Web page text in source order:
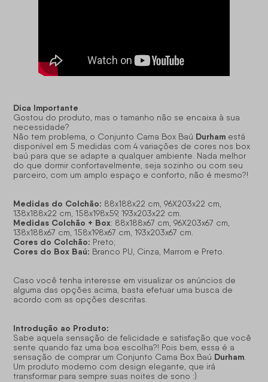
Dica Importante
Gostou do produto, mas o tamanho não se encaixa à sua
necessidade?
Não tem problema, o Conjunto Cama Box Baú Durham está
disponível em 5 medidas com 4 variações de cores nos box
baú para que se adapte a qualquer ambiente. Nada melhor
do que dormir confortavelmente, seja sozinho ou com seu
parceiro, com um amplo espaço e conforto, não é mesmo?!
Medidas do Colchão: 88x188x22 cm, 96X203x22 cm,
138x188x22 cm, 158x198x59, 193x203x22 cm.
Medidas Colchão + Box: 88x188x67 cm, 96X203x67 cm,
138x188x67 cm, 158x198x67 cm, 193x203x67 cm.
Cores do Colchão: Preto;
Cores do Box Baú: Branco PU, Cinza, Marrom e Preto.
Caso você tenha interesse em visualizar os anúncios de
alguma das opções acima, basta efetuar uma busca de
acordo com as opções descritas.
Introdução ao Produto:
Sabe aquela sensação de felicidade e satisfação que você
sente quando faz uma boa escolha?! Pois bem, essa é a
sensação de comprar um Conjunto Cama Box Baú Durham
Um produto moderno com design elegante, que irá
transformar para sempre suas noites de sono :)